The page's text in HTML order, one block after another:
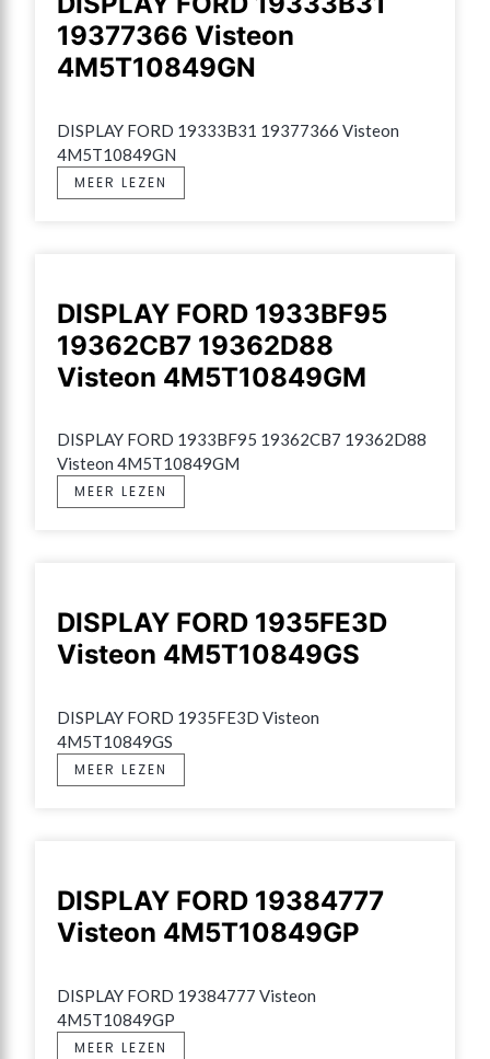
19377366 Visteon
4M5T10849GN
DISPLAY FORD 19333B31 19377366 Visteon
4M5T10849GN
MEER LEZEN
DISPLAY FORD 1933BF95
19362CB7 19362D88
Visteon 4M5T10849GM
DISPLAY FORD 1933BF95 19362CB7 19362D88
Visteon 4M5T10849GM
MEER LEZEN
DISPLAY FORD 1935FE3D
Visteon 4M5T10849GS
DISPLAY FORD 1935FE3D Visteon
4M5T10849GS
MEER LEZEN
DISPLAY FORD 19384777
Visteon 4M5T10849GP
DISPLAY FORD 19384777 Visteon
4M5T10849GP
MEER LEZEN